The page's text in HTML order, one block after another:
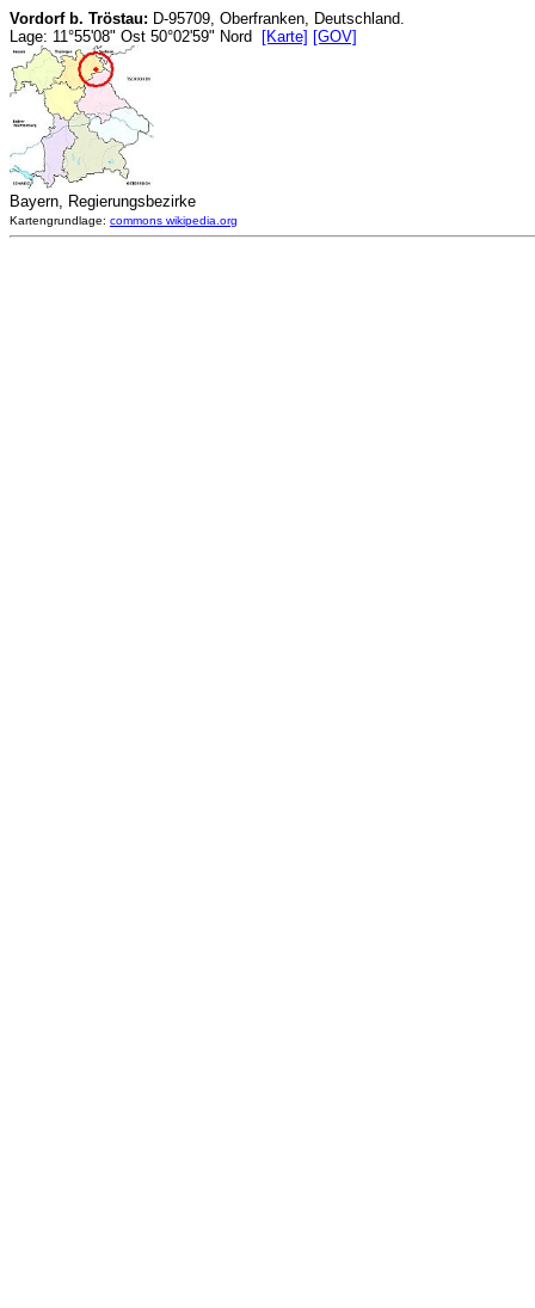
Vordorf b. Tröstau: D-95709, Oberfranken, Deutschland.
Lage: 11°55'08" Ost 50°02'59" Nord
[Karte] [GOV]
Bayern, Regierungsbezirke
Kartengrundlage: commons wikipedia.org